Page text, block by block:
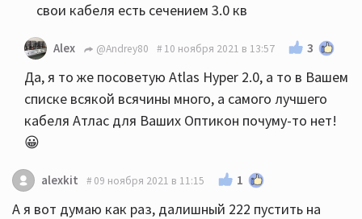
свои кабеля есть сечением 3.0 кв
Alex @Andrey80 10 ноября 2021 в 13:57 3
Да, я то же посоветую Atlas Hyper 2.0, а то в Вашем
списке всякой всячины много, а самого лучшего
кабеля Атлас для Ваших Оптикон почуму-то нет!
😀
alexkit 09 ноября 2021 в 11:15 1
А я вот думаю как раз, далишный 222 пустить на